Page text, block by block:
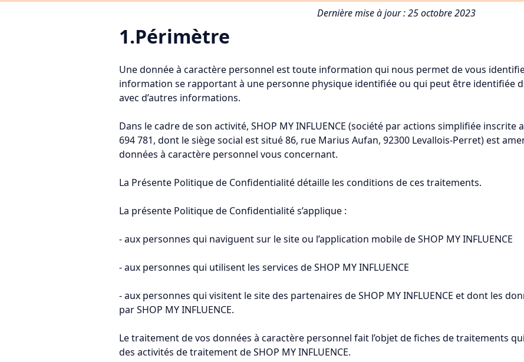
Dernière mise à jour : 25 octobre 2023
1.Périmètre
Une donnée à caractère personnel est toute information qui nous permet de vous
information se rapportant à une personne physique identifiée ou qui peut être identifiée
avec d’autres informations.
Dans le cadre de son activité, SHOP MY INFLUENCE (société par actions simplifiée inscrite
694 781, dont le siège social est situé 86, rue Marius Aufan, 92300 Levallois-Perret) est
données à caractère personnel vous concernant.
La Présente Politique de Confidentialité détaille les conditions de ces traitements.
La présente Politique de Confidentialité s’applique :
- aux personnes qui naviguent sur le site ou l’application mobile de SHOP MY INFLUENCE
- aux personnes qui utilisent les services de SHOP MY INFLUENCE
- aux personnes qui visitent le site des partenaires de SHOP MY INFLUENCE et dont les
par SHOP MY INFLUENCE.
Le traitement de vos données à caractère personnel fait l’objet de fiches de traitements
des activités de traitement de SHOP MY INFLUENCE.